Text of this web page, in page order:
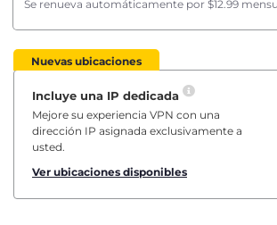
Se renueva automáticamente por $12.99
Nuevas ubicaciones
Incluye una IP dedicada
Mejore su experiencia VPN con una
dirección IP asignada exclusivamente a
usted.
Ver ubicaciones disponibles